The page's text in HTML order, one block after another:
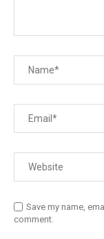
Save my name,
comment.